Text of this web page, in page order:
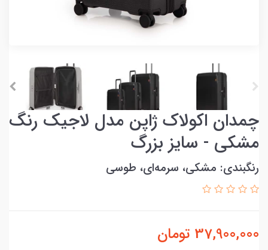
چمدان اکولاک ژاپن مدل لاجیک رنگ
مشکی - سایز بزرگ
رنگبندی: مشکی، سرمه‌ای، طوسی
37,900,000 تومان